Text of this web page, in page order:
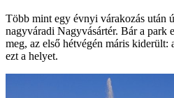
Több mint egy évnyi várakozás után
nagyváradi Nagyvásártér. Bár a park
meg, az első hétvégén máris
ezt a helyet.